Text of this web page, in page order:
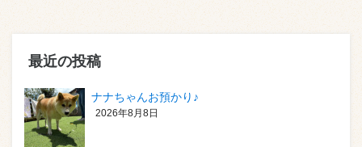
最近の投稿
ナナちゃんお預かり♪
2026年8月8日